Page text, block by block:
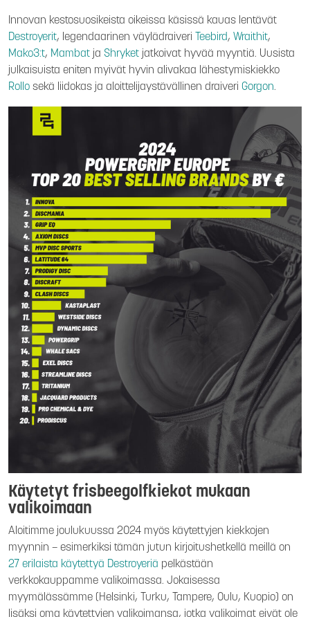
Innovan kestosuosikeista oikeissa käsissä kauas lentävät
Destroyerit, legendaarinen väylädraiveri Teebird, Wraithit,
Mako3:t, Mambat ja Shryket jatkoivat hyvää myyntiä. Uusista
julkaisuista eniten myivät hyvin alivakaa lähestymiskiekko
Rollo sekä liidokas ja aloittelijaystävällinen draiveri Gorgon.
Käytetyt frisbeegolfkiekot mukaan
valikoimaan
Aloitimme joulukuussa 2024 myös käytettyjen kiekkojen
myynnin – esimerkiksi tämän jutun kirjoitushetkellä meillä on
27 erilaista käytettyä Destroyeriä pelkästään
verkkokauppamme valikoimassa. Jokaisessa
myymälässämme (Helsinki, Turku, Tampere, Oulu, Kuopio) on
lisäksi oma käytettyjen valikoimansa, jotka valikoimat eivät ole